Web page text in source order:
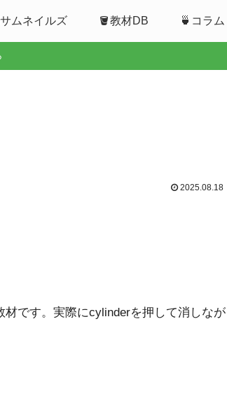
ムネイルズ 🪣教材DB 🍵コラム
2025.08.18
です。実際にcylinderを押して消しな